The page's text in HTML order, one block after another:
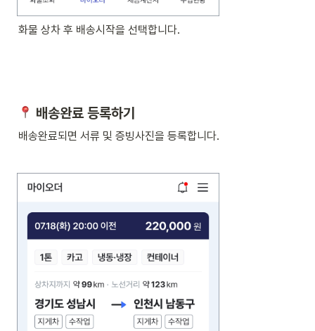
화물 상차 후 배송시작을 선택합니다.
배송완료 등록하기
배송완료되면 서류 및 증빙사진을 등록합니다.